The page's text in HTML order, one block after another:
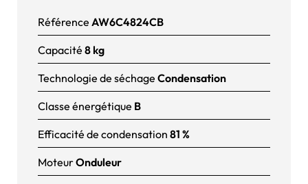
Référence AW6C4824CB
Capacité 8 kg
Technologie de séchage Condensation
Classe énergétique B
Efficacité de condensation 81 %
MoteurOnduleur